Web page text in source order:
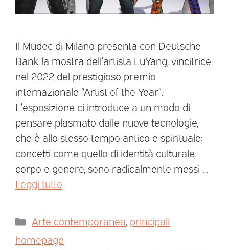
Il Mudec di Milano presenta con Deutsche
Bank la mostra dell’artista LuYang, vincitrice
nel 2022 del prestigioso premio
internazionale “Artist of the Year”.
L’esposizione ci introduce a un modo di
pensare plasmato dalle nuove tecnologie,
che è allo stesso tempo antico e spirituale:
concetti come quello di identità culturale,
corpo e genere, sono radicalmente messi …
Leggi tutto
Arte contemporanea, principali
homepage